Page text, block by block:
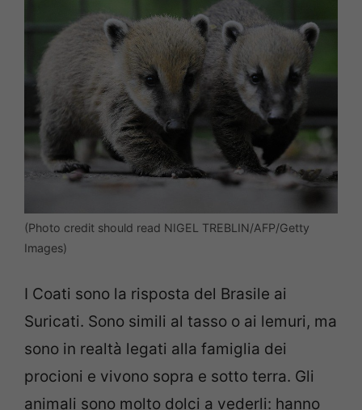
(Photo credit should read NIGEL TREBLIN/AFP/Getty
Images)
I Coati sono la risposta del Brasile ai
Suricati. Sono simili al tasso o ai lemuri, ma
sono in realtà legati alla famiglia dei
procioni e vivono sopra e sotto terra. Gli
animali sono molto dolci a vederli: hanno